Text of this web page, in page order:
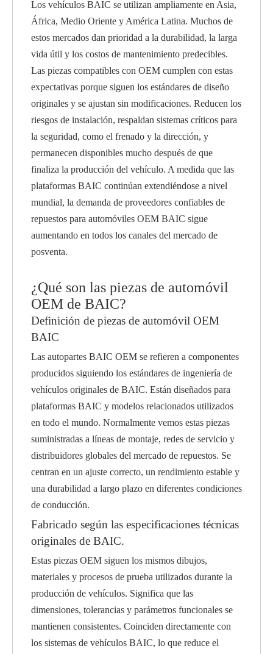
Los vehículos BAIC se utilizan ampliamente en Asia,
África, Medio Oriente y América Latina. Muchos de
estos mercados dan prioridad a la durabilidad, la larga
vida útil y los costos de mantenimiento predecibles.
Las piezas compatibles con OEM cumplen con estas
expectativas porque siguen los estándares de diseño
originales y se ajustan sin modificaciones. Reducen los
riesgos de instalación, respaldan sistemas críticos para
la seguridad, como el frenado y la dirección, y
permanecen disponibles mucho después de que
finaliza la producción del vehículo. A medida que las
plataformas BAIC continúan extendiéndose a nivel
mundial, la demanda de proveedores confiables de
repuestos para automóviles OEM BAIC sigue
aumentando en todos los canales del mercado de
posventa.
¿Qué son las piezas de automóvil
OEM de BAIC?
Definición de piezas de automóvil OEM
BAIC
Las autopartes BAIC OEM se refieren a componentes
producidos siguiendo los estándares de ingeniería de
vehículos originales de BAIC. Están diseñados para
plataformas BAIC y modelos relacionados utilizados
en todo el mundo. Normalmente vemos estas piezas
suministradas a líneas de montaje, redes de servicio y
distribuidores globales del mercado de repuestos. Se
centran en un ajuste correcto, un rendimiento estable y
una durabilidad a largo plazo en diferentes condiciones
de conducción.
Fabricado según las especificaciones técnicas
originales de BAIC.
Estas piezas OEM siguen los mismos dibujos,
materiales y procesos de prueba utilizados durante la
producción de vehículos. Significa que las
dimensiones, tolerancias y parámetros funcionales se
mantienen consistentes. Coinciden directamente con
los sistemas de vehículos BAIC, lo que reduce el